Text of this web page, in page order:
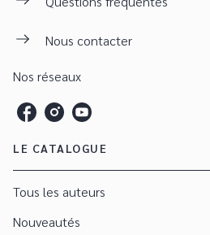
Nous contacter
Nos réseaux
LE CATALOGUE
Tous les auteurs
Nouveautés